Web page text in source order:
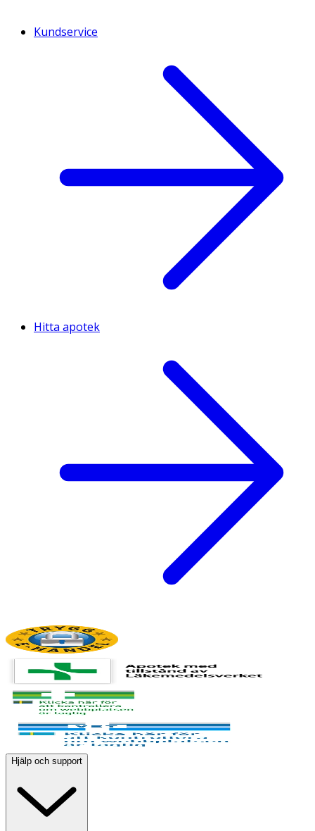
Kundservice
Hitta apotek
Hjälp och support